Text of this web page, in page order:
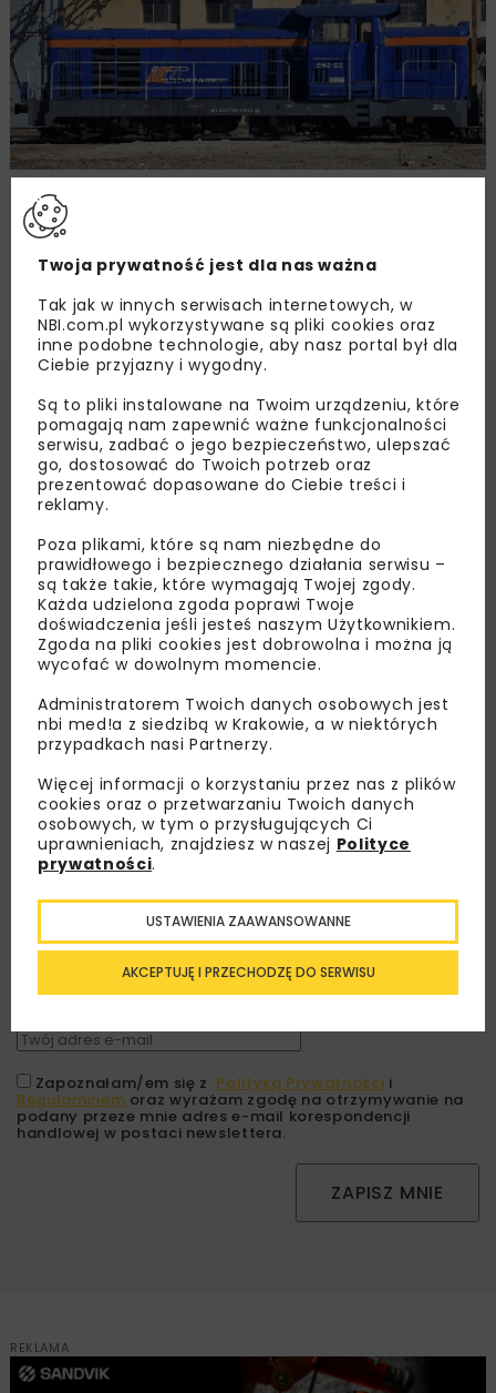
PKP Intercity zmodernizuje lokomotywy
manewrowe
Lubisz wiedzieć więcej?
Zapisz się do newslettera aby otrzymywać od
nas najlepsze informacje branżowe,
zaproszenia na wydarzenia, atrakcyjne oferty i
dedykowane akcje specjalne.
Zapoznałam/em się z Polityką Prywatności i
Regulaminem oraz wyrażam zgodę na otrzymywanie na
podany przeze mnie adres e-mail korespondencji
handlowej w postaci newslettera.
ZAPISZ MNIE
REKLAMA
Twoja prywatność jest dla nas ważna
Tak jak w innych serwisach internetowych, w
NBI.com.pl wykorzystywane są pliki cookies oraz
inne podobne technologie, aby nasz portal był dla
Ciebie przyjazny i wygodny.
Są to pliki instalowane na Twoim urządzeniu, które
pomagają nam zapewnić ważne funkcjonalności
serwisu, zadbać o jego bezpieczeństwo, ulepszać
go, dostosować do Twoich potrzeb oraz
prezentować dopasowane do Ciebie treści i
reklamy.
Poza plikami, które są nam niezbędne do
prawidłowego i bezpiecznego działania serwisu –
są także takie, które wymagają Twojej zgody.
Każda udzielona zgoda poprawi Twoje
doświadczenia jeśli jesteś naszym Użytkownikiem.
Zgoda na pliki cookies jest dobrowolna i można ją
wycofać w dowolnym momencie.
Administratorem Twoich danych osobowych jest
nbi med!a z siedzibą w Krakowie, a w niektórych
przypadkach nasi Partnerzy.
Więcej informacji o korzystaniu przez nas z plików
cookies oraz o przetwarzaniu Twoich danych
osobowych, w tym o przysługujących Ci
uprawnieniach, znajdziesz w naszej Polityce
prywatności.
AKCEPTUJĘ I PRZECHODZĘ DO SERWISU
USTAWIENIA ZAAWANSOWANNE